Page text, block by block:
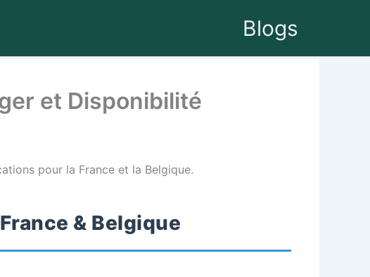
Blogs
et Disponibilité
pour la France et la Belgique.
& Belgique